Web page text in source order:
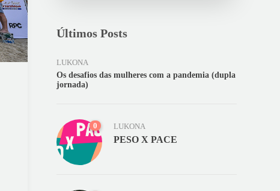
Últimos Posts
LUKONA
Os desafios das mulheres com a pandemia (dupla
jornada)
0 LUKONA
PESO X PACE